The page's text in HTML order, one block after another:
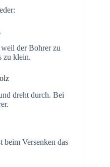
der Bohrer zu
zu klein.
dreht durch. Bei
beim Versenken das